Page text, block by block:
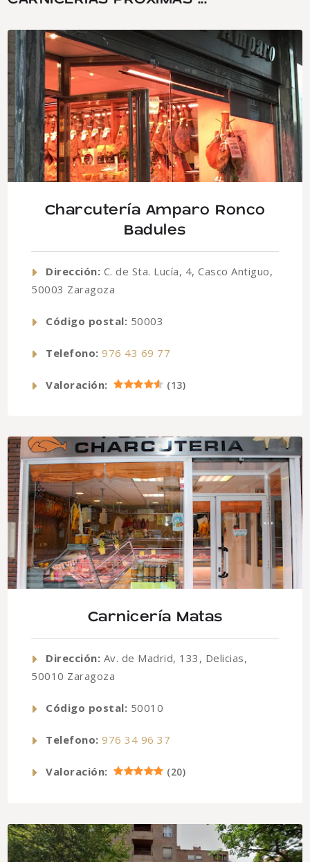
Charcutería Amparo Ronco
Badules
Dirección: C. de Sta. Lucía, 4, Casco Antiguo,
50003 Zaragoza
Código postal: 50003
Telefono: 976 43 69 77
Valoración: (13)
Carnicería Matas
Dirección: Av. de Madrid, 133, Delicias,
50010 Zaragoza
Código postal: 50010
Telefono: 976 34 96 37
Valoración: (20)